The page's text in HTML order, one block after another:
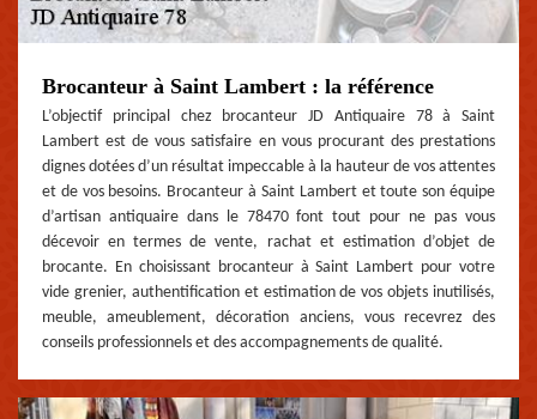
Brocanteur à Saint Lambert : la référence
L’objectif principal chez brocanteur JD Antiquaire 78 à Saint
Lambert est de vous satisfaire en vous procurant des prestations
dignes dotées d’un résultat impeccable à la hauteur de vos attentes
et de vos besoins. Brocanteur à Saint Lambert et toute son équipe
d’artisan antiquaire dans le 78470 font tout pour ne pas vous
décevoir en termes de vente, rachat et estimation d’objet de
brocante. En choisissant brocanteur à Saint Lambert pour votre
vide grenier, authentification et estimation de vos objets inutilisés,
meuble, ameublement, décoration anciens, vous recevrez des
conseils professionnels et des accompagnements de qualité.